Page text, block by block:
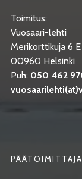
Toimitus:
Vuosaari-lehti
Merikorttikuja 6 E
00960 Helsinki
Puh: 050 462
PÄÄTOIMITTAJA